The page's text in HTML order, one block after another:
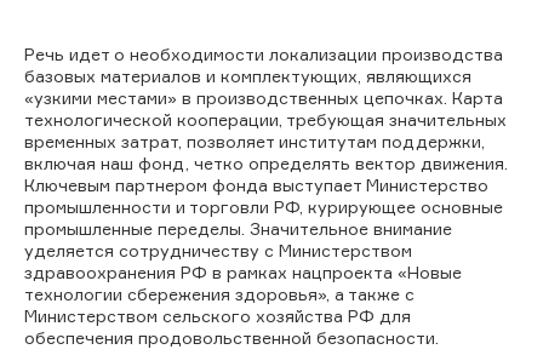
Речь идет о необходимости локализации производства
базовых материалов и комплектующих, являющихся
«узкими местами» в производственных цепочках. Карта
технологической кооперации, требующая значительных
временных затрат, позволяет институтам поддержки,
включая наш фонд, четко определять вектор движения.
Ключевым партнером фонда выступает Министерство
промышленности и торговли РФ, курирующее основные
промышленные переделы. Значительное внимание
уделяется сотрудничеству с Министерством
здравоохранения РФ в рамках нацпроекта «Новые
технологии сбережения здоровья», а также с
Министерством сельского хозяйства РФ для
обеспечения продовольственной безопасности.